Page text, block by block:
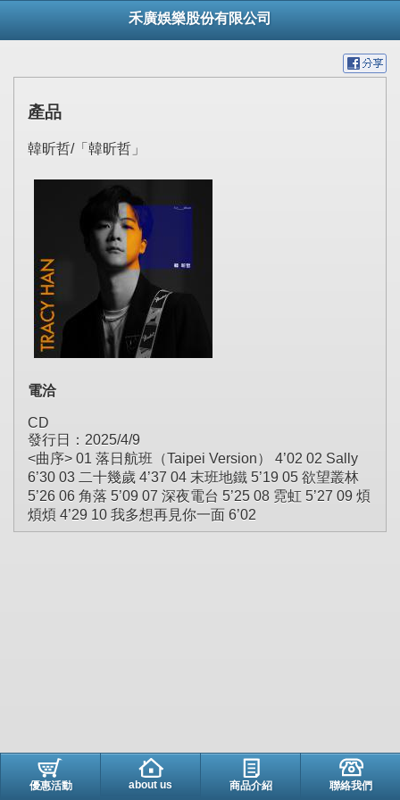
禾廣娛樂股份有限公司
產品
韓昕哲/「韓昕哲」
電洽
CD
發行日：2025/4/9
<曲序> 01 落日航班（Taipei Version） 4’02 02 Sally
6’30 03 二十幾歲 4’37 04 末班地鐵 5’19 05 欲望叢林
5’26 06 角落 5’09 07 深夜電台 5’25 08 霓虹 5’27 09 煩
煩煩 4’29 10 我多想再見你一面 6’02
優惠活動 about us 商品介紹 聯絡我們